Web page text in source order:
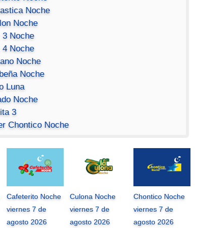
Noche
Noche
3 Noche
4 Noche
Noche
Noche
Luna
Noche
3
Chontico Noche
Cafeterito Noche
viernes 7 de
agosto 2026
Culona Noche
viernes 7 de
agosto 2026
Chontico Noche
viernes 7 de
agosto 2026